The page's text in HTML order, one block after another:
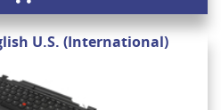
U.S. (International)